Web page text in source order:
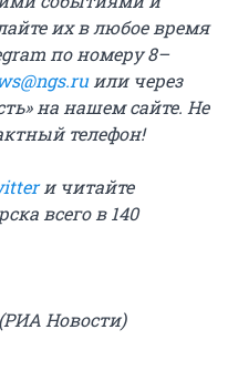
их в любое время
по номеру 8–
или через
на нашем сайте. Не
телефон!
и читайте
всего в 140
Новости)